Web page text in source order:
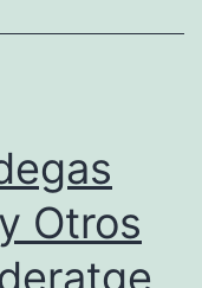
femení,
del
TriXàbia
Memorial
Otros